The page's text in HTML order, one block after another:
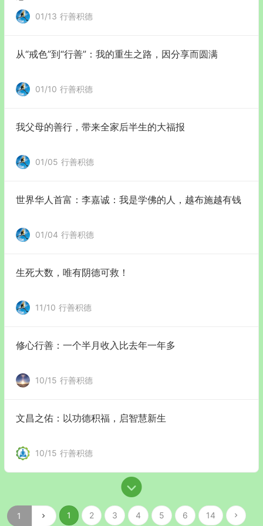
01/13 行善积德
从“戒色”到“行善”：我的重生之路，因分享而圆满
01/10 行善积德
我父母的善行，带来全家后半生的大福报
01/05 行善积德
世界华人首富：李嘉诚：我是学佛的人，越布施越有钱
01/04 行善积德
生死大数，唯有阴德可救！
11/10 行善积德
修心行善：一个半月收入比去年一年多
10/15 行善积德
文昌之佑：以功德积福，启智慧新生
10/15 行善积德
1 2 3 4 5 6 14